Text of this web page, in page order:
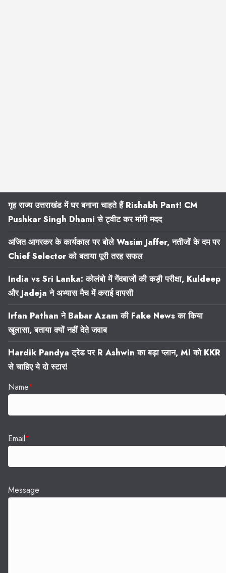
गृह राज्य उत्तराखंड में घर बनाना चाहते हैं Rishabh Pant! CM
Pushkar Singh Dhami से ट्वीट कर मांगी मदद
अजित आगरकर के कार्यकाल पर बोले Wasim Jaffer, नतीजों के दम पर
Chief Selector को बताया पूरी तरह सफल
India vs Sri Lanka: कोलंबो में गेंदबाजों की कड़ी परीक्षा, Kuldeep
और Jadeja ने अभ्यास मैच में कराई वापसी
Irfan Pathan ने Babar Azam की Fake News का किया
खुलासा, बताया क्यों नहीं देते जवाब
Hardik Pandya ट्रेड पर R Ashwin का बड़ा प्लान, MI को KKR
से चाहिए ये दो स्टार!
Name*
Email*
Message